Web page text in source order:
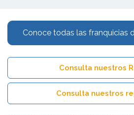
Conoce todas las franquicias
Consulta nuestros
Consulta nuestros